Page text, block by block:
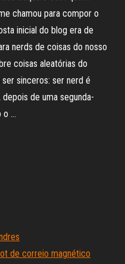
chamou para compor o
inicial do blog era de
nerds de coisas do nosso
coisas aleatórias do
sinceros: ser nerd é
de uma segunda-
o …
de correio magnético